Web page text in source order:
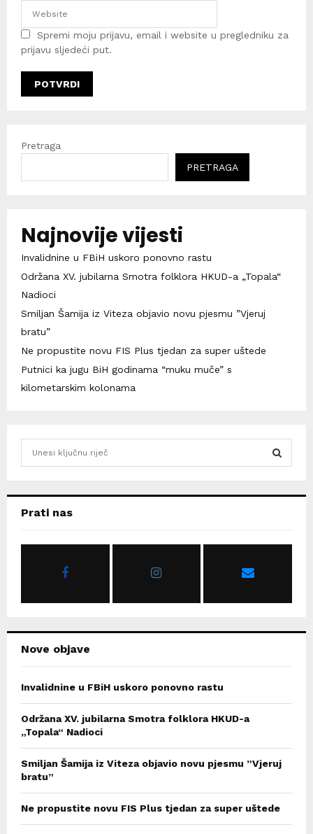
Spremi moju prijavu, email i website u pregledniku za
prijavu sljedeći put.
Pretraga
PRETRAGA
Najnovije vijesti
Invalidnine u FBiH uskoro ponovno rastu
Održana XV. jubilarna Smotra folklora HKUD-a „Topala“
Nadioci
Smiljan Šamija iz Viteza objavio novu pjesmu ”Vjeruj
bratu”
Ne propustite novu FIS Plus tjedan za super uštede
Putnici ka jugu BiH godinama “muku muče” s
kilometarskim kolonama
hPrati nas
Nove objave
Invalidnine u FBiH uskoro ponovno rastu
Održana XV. jubilarna Smotra folklora HKUD-a
„Topala“ Nadioci
Smiljan Šamija iz Viteza objavio novu pjesmu ”Vjeruj
bratu”
Ne propustite novu FIS Plus tjedan za super uštede